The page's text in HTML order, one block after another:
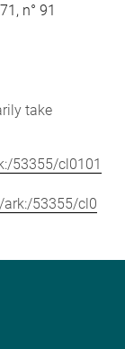
n° 91
take
53355/cl0101
ark:/53355/cl0